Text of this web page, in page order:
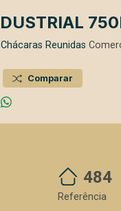
Chácaras Reunidas
Comparar
484
Referência